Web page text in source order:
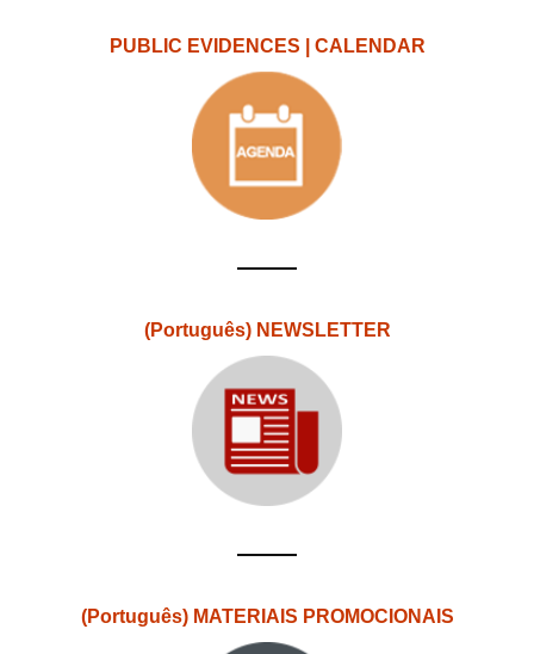
PUBLIC EVIDENCES | CALENDAR
(Português) NEWSLETTER
(Português) MATERIAIS PROMOCIONAIS